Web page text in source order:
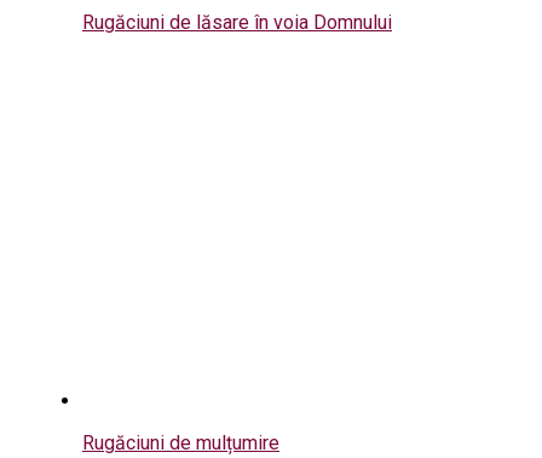
Rugăciuni de lăsare în voia Domnului
Rugăciuni de mulțumire